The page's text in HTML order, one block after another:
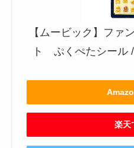
【ムービック】ファ
ト ぷくぺたシール
楽天